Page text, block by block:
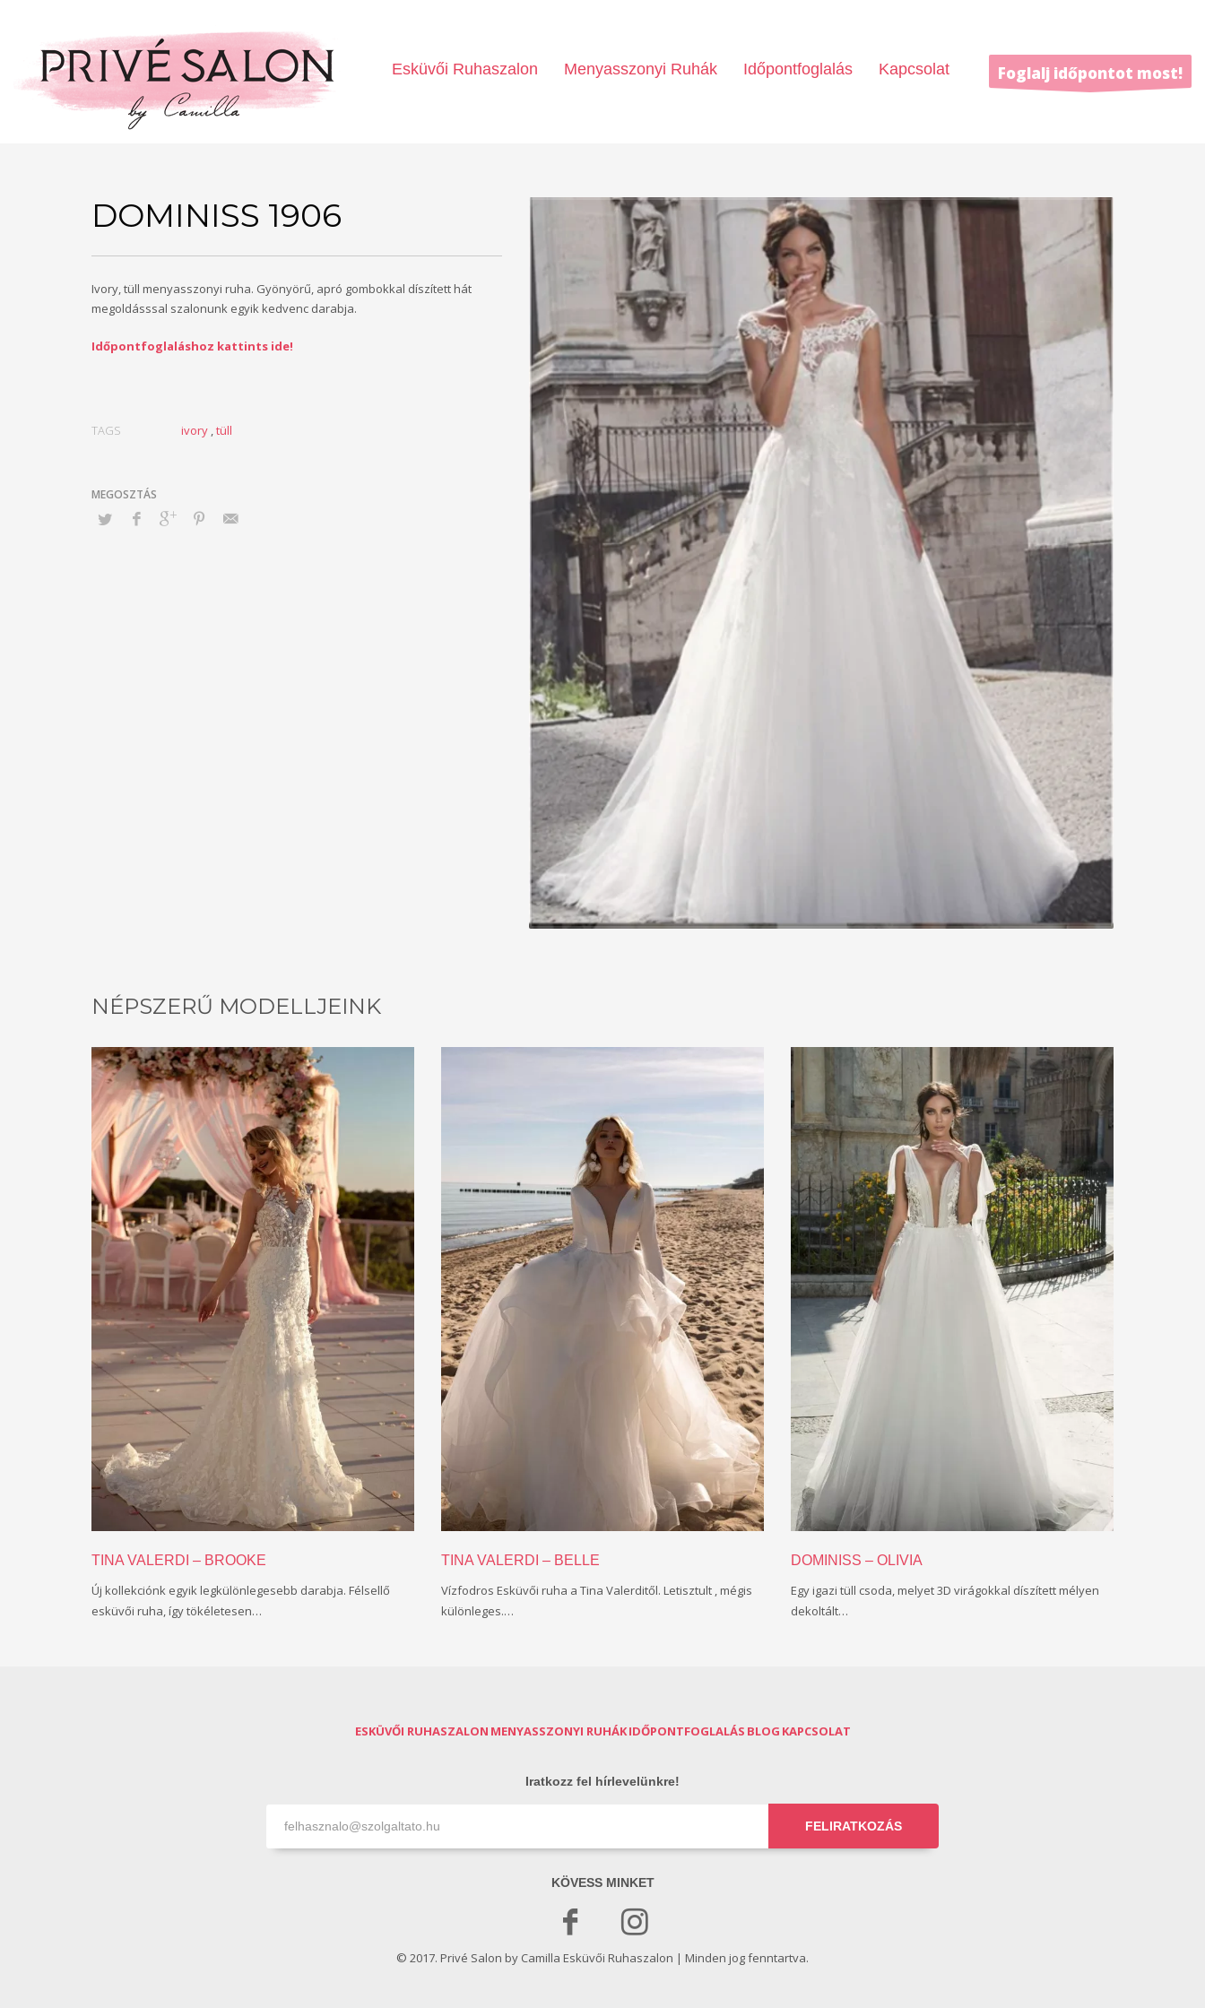
Esküvői Ruhaszalon Menyasszonyi Ruhák Időpontfoglalás Kapcsolat Foglalj időpontot most!
DOMINISS 1906
Ivory, tüll menyasszonyi ruha. Gyönyörű, apró gombokkal díszített hát
megoldásssal szalonunk egyik kedvenc darabja.
Időpontfoglaláshoz kattints ide!
TAGS ivory ,tüll
NÉPSZERŰ MODELLJEINK
TINA VALERDI – BROOKE
Új kollekciónk egyik legkülönlegesebb darabja. Félsellő
esküvői ruha, így tökéletesen…
TINA VALERDI – BELLE
Vízfodros Esküvői ruha a Tina Valerditől. Letisztult , mégis
különleges.…
DOMINISS – OLIVIA
Egy igazi tüll csoda, melyet 3D virágokkal díszített mélyen
dekoltált…
ESKÜVŐI RUHASZALON MENYASSZONYI RUHÁKIDŐPONTFOGLALÁS BLOG KAPCSOLAT
Iratkozz fel hírlevelünkre!
FELIRATKOZÁS
KÖVESS MINKET
© 2017. Privé Salon by Camilla Esküvői Ruhaszalon | Minden jog fenntartva.